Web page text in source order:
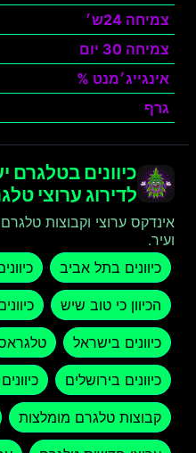
צמיחה 24ש׳
צמיחה 30 יום
אינגייג׳מנט %
גרף
כיוונים
לדירוג ערוצי
אינדקס ערוצי וקבוצות
ועיר.
כיוונים בתל אביב
הכיוון כי טוב שיש
כיוונים בישראל
כיוונים בירושלים
קבוצות טלגרם מומלצות